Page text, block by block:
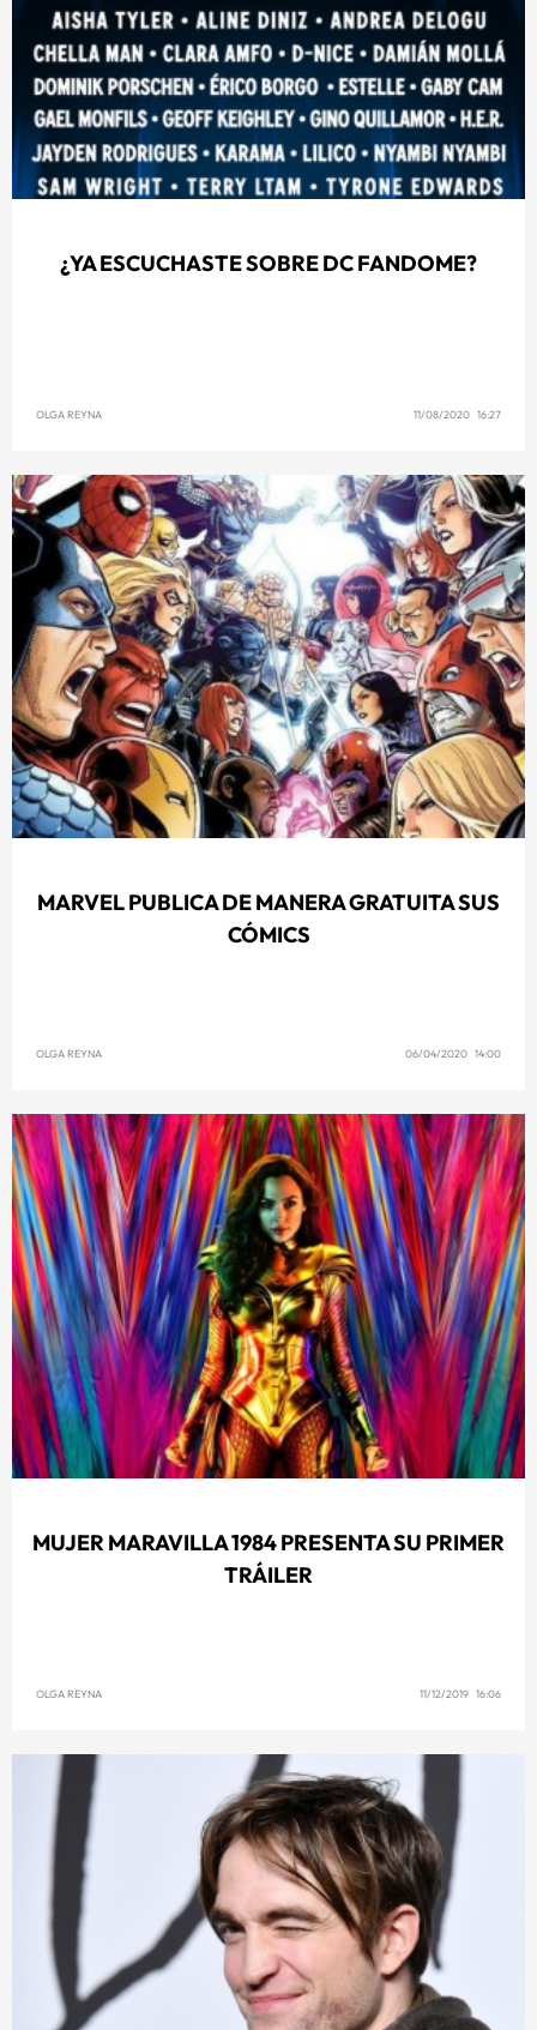
¿YA ESCUCHASTE SOBRE DC FANDOME?
OLGA REYNA 11/08/2020 16:27
MARVEL PUBLICA DE MANERA GRATUITA SUS
CÓMICS
OLGA REYNA 06/04/2020 14:00
MUJER MARAVILLA 1984 PRESENTA SU PRIMER
TRÁILER
OLGA REYNA 11/12/2019 16:06